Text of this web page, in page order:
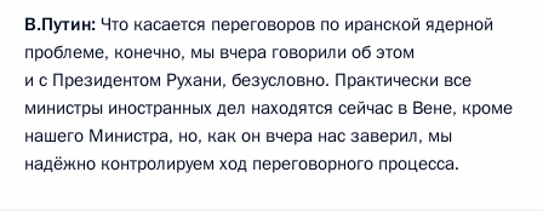
В.Путин: Что касается переговоров по иранской ядерной
проблеме, конечно, мы вчера говорили об этом
и с Президентом Рухани, безусловно. Практически все
министры иностранных дел находятся сейчас в Вене, кроме
нашего Министра, но, как он вчера нас заверил, мы
надёжно контролируем ход переговорного процесса.